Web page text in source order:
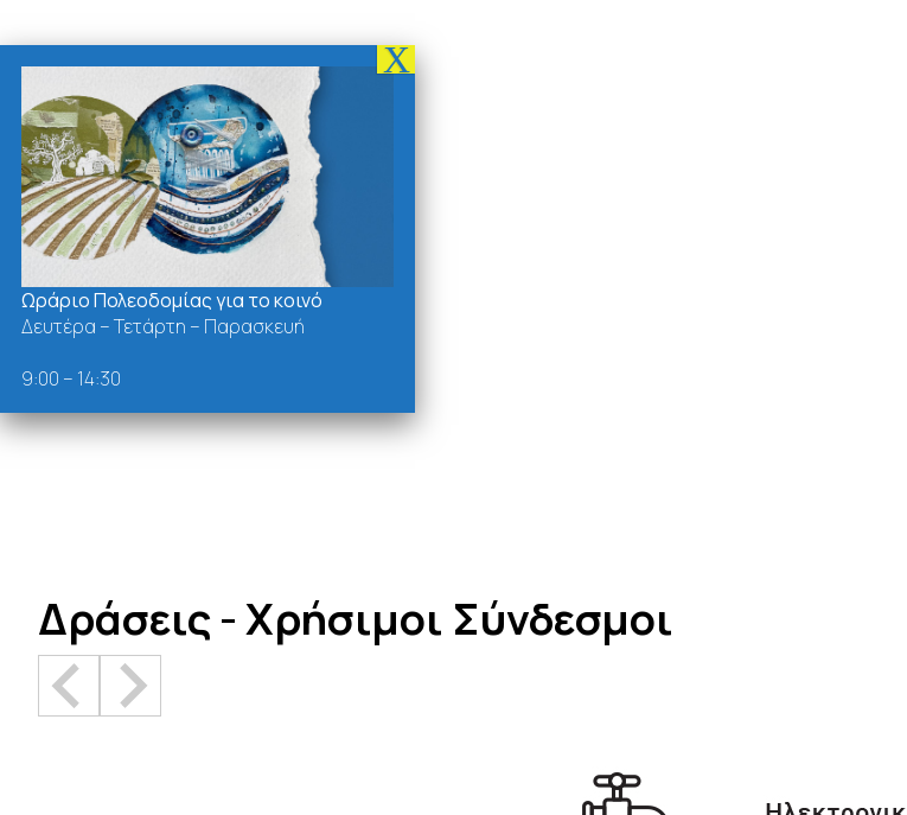
Δράσεις - Χρήσιμοι Σύνδεσμοι
Ωράριο Πολεοδομίας για το κοινό
Δευτέρα – Τετάρτη – Παρασκευή
9:00 – 14:30